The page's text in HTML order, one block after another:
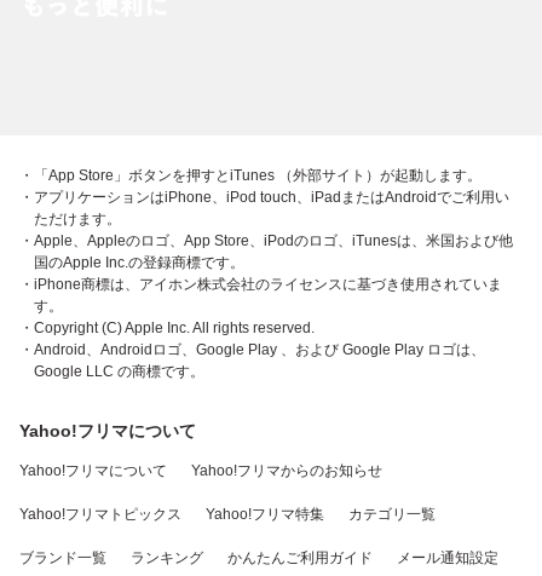
・「App Store」ボタンを押すとiTunes （外部サイト）が起動します。
・アプリケーションはiPhone、iPod touch、iPadまたはAndroidでご利用い
ただけます。
・Apple、Appleのロゴ、App Store、iPodのロゴ、iTunesは、米国および他
国のApple Inc.の登録商標です。
・iPhone商標は、アイホン株式会社のライセンスに基づき使用されていま
す。
・Copyright (C) Apple Inc. All rights reserved.
・Android、Androidロゴ、Google Play 、および Google Play ロゴは、
Google LLC の商標です。
Yahoo!フリマについて
Yahoo!フリマについて Yahoo!フリマからのお知らせ
Yahoo!フリマトピックス Yahoo!フリマ特集 カテゴリ一覧
ブランド一覧 ランキング かんたんご利用ガイド メール通知設定